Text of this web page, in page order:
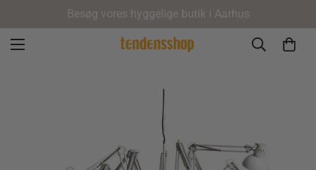
Besøg vores hyggelige butik i Aarhus